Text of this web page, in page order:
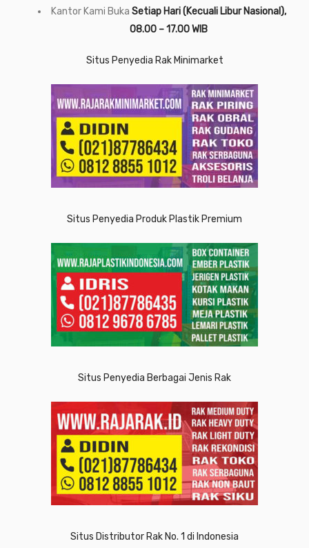
Kantor Kami Buka Setiap Hari (Kecuali Libur Nasional),
08.00 – 17.00 WIB
Situs Penyedia Rak Minimarket
Situs Penyedia Produk Plastik Premium
Situs Penyedia Berbagai Jenis Rak
Situs Distributor Rak No. 1 di Indonesia